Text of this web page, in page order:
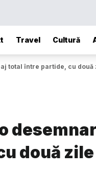
Travel Cultură
total între partide, cu
două zile